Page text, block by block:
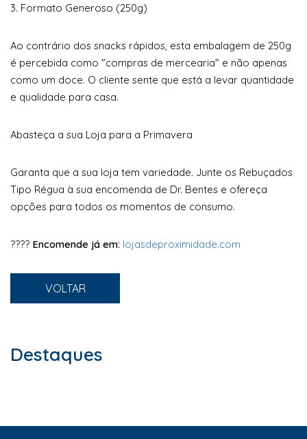
3. Formato Generoso (250g)
Ao contrário dos snacks rápidos, esta embalagem de 250g
é percebida como "compras de mercearia" e não apenas
como um doce. O cliente sente que está a levar quantidade
e qualidade para casa.
Abasteça a sua Loja para a Primavera
Garanta que a sua loja tem variedade. Junte os Rebuçados
Tipo Régua à sua encomenda de Dr. Bentes e ofereça
opções para todos os momentos de consumo.
???? Encomende já em: lojasdeproximidade.com
VOLTAR
Destaques